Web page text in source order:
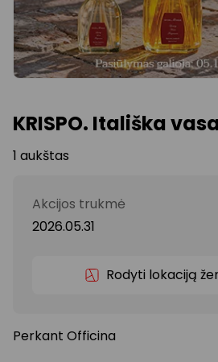
KRISPO. Itališka
1 aukštas
Akcijos trukmė
2026.05.31
Rodyti lokaciją
Perkant Officina